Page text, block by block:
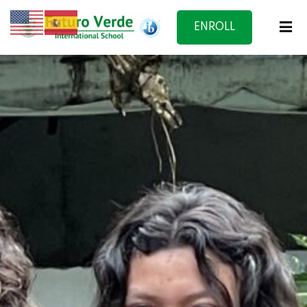
ENROLL
NOW